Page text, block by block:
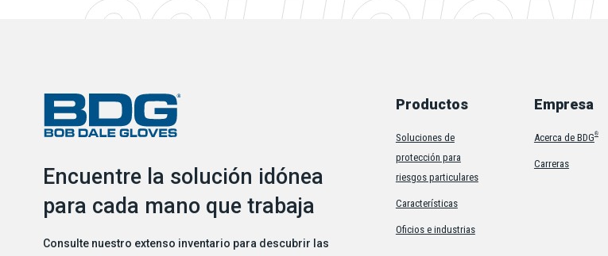
Encuentre la solución idónea
para cada mano que trabaja
Consulte nuestro extenso inventario para descubrir las
Productos
Soluciones de
protección para
riesgos particulares
Características
Oficios e industrias
Empresa
Acerca de BDG®
Carreras